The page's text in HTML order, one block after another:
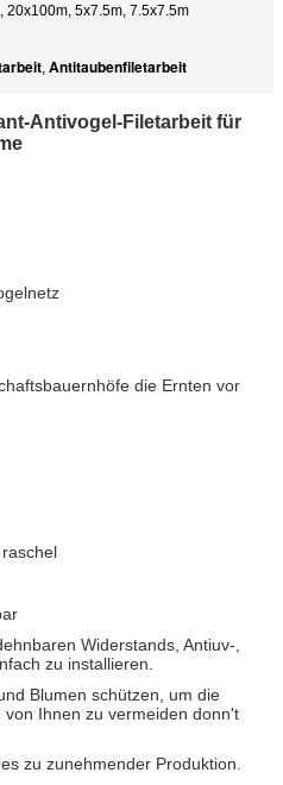
20x100m, 5x7.5m, 7.5x7.5m
, Antitaubenfiletarbeit
Antivogel-Filetarbeit für
die Ernten vor
Widerstands, Antiuv-,
zu installieren.
Blumen schützen, um die
Ihnen zu vermeiden donn't
zu zunehmender Produktion.